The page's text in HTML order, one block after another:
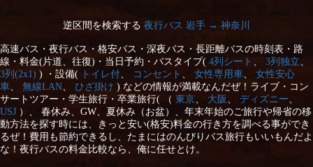
逆区間を検索する 夜行バス 岩手 → 神奈川
高速バス・夜行バス・格安バス・深夜バス・長距離バスの時刻表・路
線・料金(片道、往復)・当日予約・バスタイプ( 4列シート 3列独立
3列(2x1) ) ・設備( トイレ付 コンセント 女性専用車
女性安心
車
無線LAN ひざ掛け ) などの情報が満載なんだぜ！ライブ・コン
サートツアー・学生旅行・卒業旅行( （ 東京 大阪 ディズニー
USJ ）、 春休み、GW、夏休み（お盆）、年末年始のご旅行や帰省の移
動方法を探す時には、きっと安い(格安)料金の行き方を調べる事ができ
るぜ！費用も節約できるし、たまにはのんびりバス旅行もいいもんだよ
な！夜行バスの料金比較なら、俺に任せとけ。